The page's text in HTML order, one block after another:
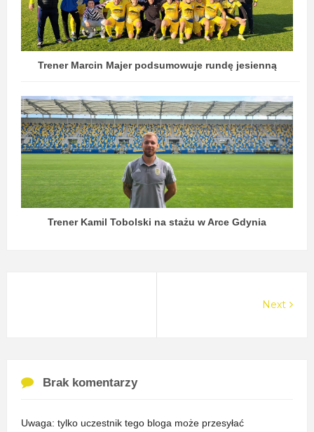
Trener Marcin Majer podsumowuje rundę jesienną
Trener Kamil Tobolski na stażu w Arce Gdynia
Next
Brak komentarzy
Uwaga: tylko uczestnik tego bloga może przesyłać